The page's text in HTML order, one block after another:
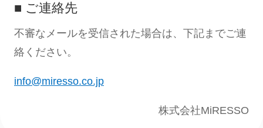
■ ご連絡先
不審なメールを受信された場合は、下記までご連
絡ください。
info@miresso.co.jp
株式会社MiRESSO